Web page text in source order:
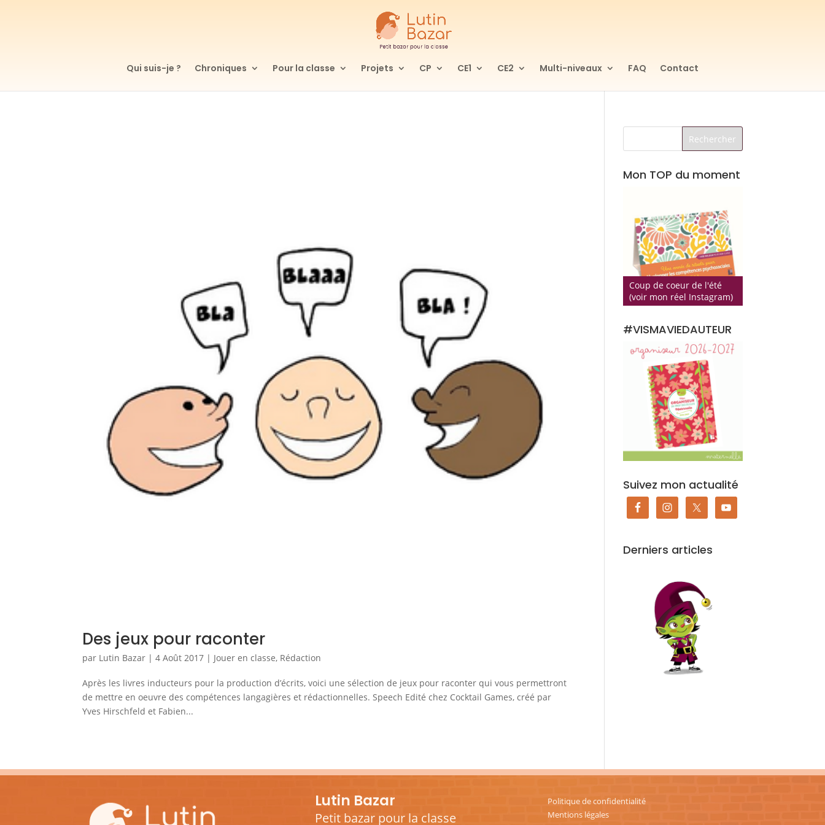
Qui suis-je ? Chroniques Pour la classe Projets CP CE1 CE2 Multi-niveaux FAQ Contact
Des jeux pour raconter
par Lutin Bazar |4 Août 2017 | Jouer en classe, Rédaction
Après les livres inducteurs pour la production d’écrits, voici une sélection de jeux pour raconter qui vous permettront
de mettre en oeuvre des compétences langagières et rédactionnelles. Speech Edité chez Cocktail Games, créé par
Yves Hirschfeld et Fabien...
Mon TOP du moment
Coup de coeur de l'été
(voir mon réel Instagram)
#VISMAVIEDAUTEUR
Suivez mon actualité
Derniers articles
Lutin Bazar
Petit bazar pour la classe
Politique de confidentialité
Mentions légales